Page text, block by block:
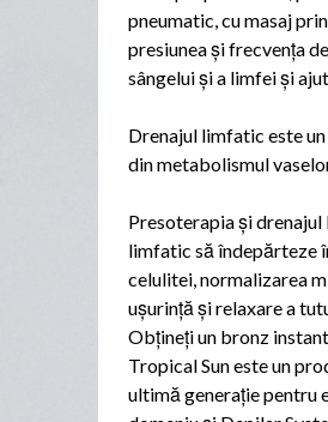
pneumatic, cu masaj
presiunea și frecvența
sângelui și a limfei și
Drenajul limfatic este
din metabolismul
Presoterapia și
limfatic să îndepărteze
celulitei, normalizarea
ușurință și relaxare a
Obțineți un bronz
Tropical Sun este un
ultimă generație pentru